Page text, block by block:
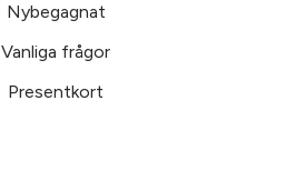
Nybegagnat
Vanliga frågor
Presentkort